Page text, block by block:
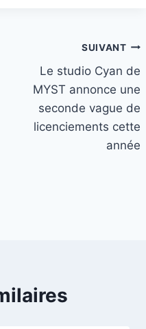
SUIVANT
Le studio Cyan de
MYST annonce une
seconde vague de
licenciements cette
année